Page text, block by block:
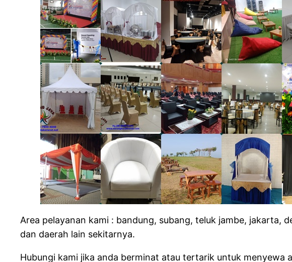
Area pelayanan kami : bandung, subang, teluk jambe, jakarta,
dan daerah lain sekitarnya.
Hubungi kami jika anda berminat atau tertarik untuk